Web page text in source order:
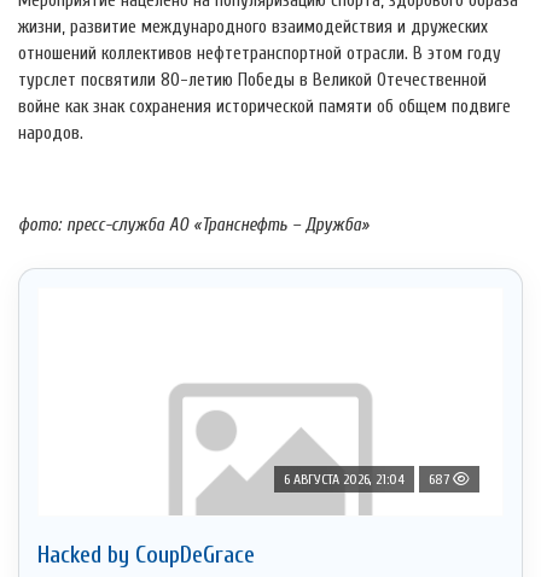
жизни, развитие международного взаимодействия и дружеских
отношений коллективов нефтетранспортной отрасли. В этом году
турслет посвятили 80-летию Победы в Великой Отечественной
войне как знак сохранения исторической памяти об общем подвиге
народов.
фото: пресс-служба АО «Транснефть – Дружба»
6 АВГУСТА 2026, 21:04 687
Hacked by CoupDeGrace